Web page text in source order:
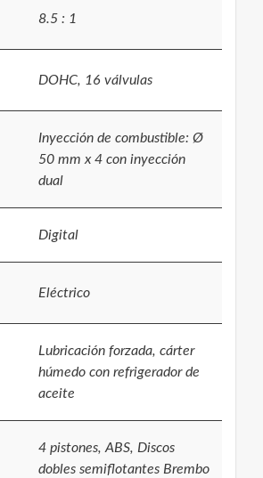
8.5 : 1
DOHC, 16 válvulas
Inyección de combustible: Ø
50 mm x 4 con inyección
dual
Digital
Eléctrico
Lubricación forzada, cárter
húmedo con refrigerador de
aceite
4 pistones, ABS, Discos
dobles semiflotantes Brembo